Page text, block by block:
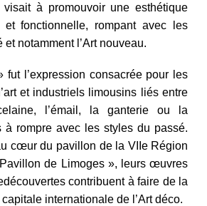
visait à promouvoir une esthétique
et fonctionnelle, rompant avec les
notamment l’Art nouveau.
fut l’expression consacrée pour les
et industriels limousins liés entre
l’émail, la ganterie ou la
à rompre avec les styles du passé.
cœur du pavillon de la VIIe Région
de Limoges », leurs œuvres
contribuent à faire de la
internationale de l’Art déco.